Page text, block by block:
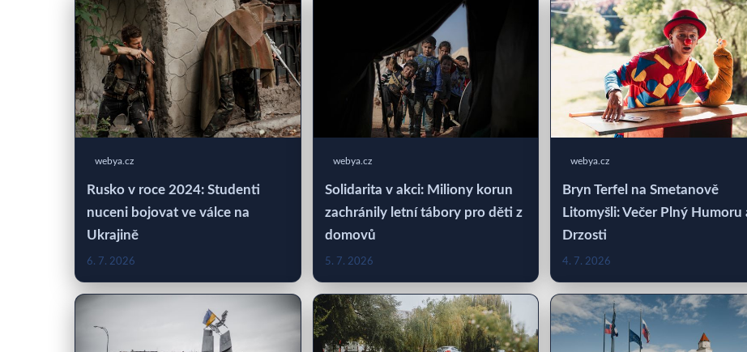
webya.cz
Rusko v roce 2024: Studenti
nuceni bojovat ve válce na
Ukrajině
6. 7. 2026
webya.cz
Solidarita v akci: Miliony korun
zachránily letní tábory pro děti z
domovů
5. 7. 2026
webya.cz
Bryn Terfel na Smetanově
Litomyšli: Večer Plný Humoru
Drzosti
4. 7. 2026